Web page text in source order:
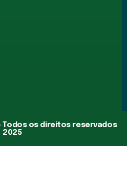
Todos os direitos reservados
2025